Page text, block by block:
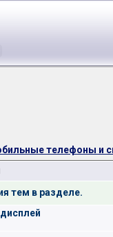
телефоны и
тем в разделе.
дисплей